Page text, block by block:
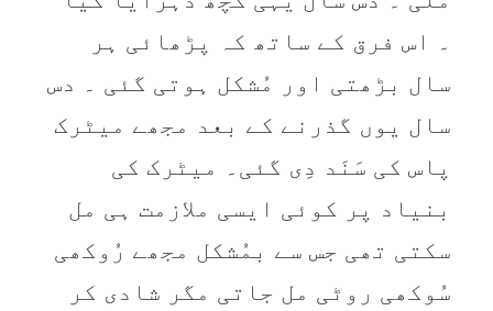
۔ اس فرق کے ساتھ کہ پڑھائی ہر
سال بڑھتی اور مُشکل ہوتی گئی ۔ دس
سال یوں گذرنے کے بعد مجھے میٹرک
پاس کی سَنَد دِی گئی۔ میٹرک کی
بنیاد پر کوئی ایسی ملازمت ہی مل
سکتی تھی جس سے بمُشکل مجھے رُوکھی
سُوکھی روٹی مل جاتی مگر شادی کر